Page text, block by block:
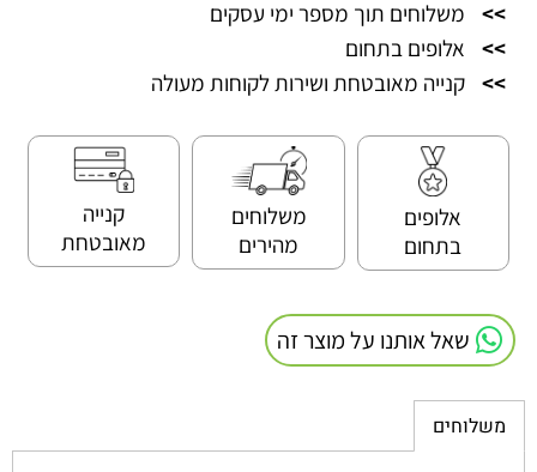
>>
משלוחים תוך מספר ימי עסקים
>>
אלופים בתחום
>> קנייה מאובטחת ושירות לקוחות מעולה
אלופים
בתחום
משלוחים
מהירים
קנייה
מאובטחת
שאל אותנו על מוצר זה
משלוחים